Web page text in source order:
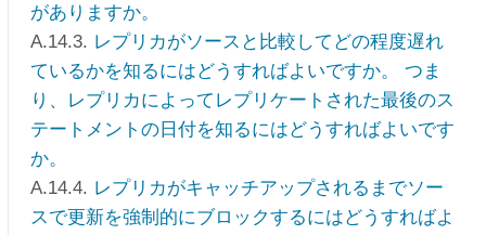
がありますか。
A.14.3. レプリカがソースと比較してどの程度遅れ
ているかを知るにはどうすればよいですか。 つま
り、レプリカによってレプリケートされた最後のス
テートメントの日付を知るにはどうすればよいです
か。
A.14.4. レプリカがキャッチアップされるまでソー
スで更新を強制的にブロックするにはどうすればよ